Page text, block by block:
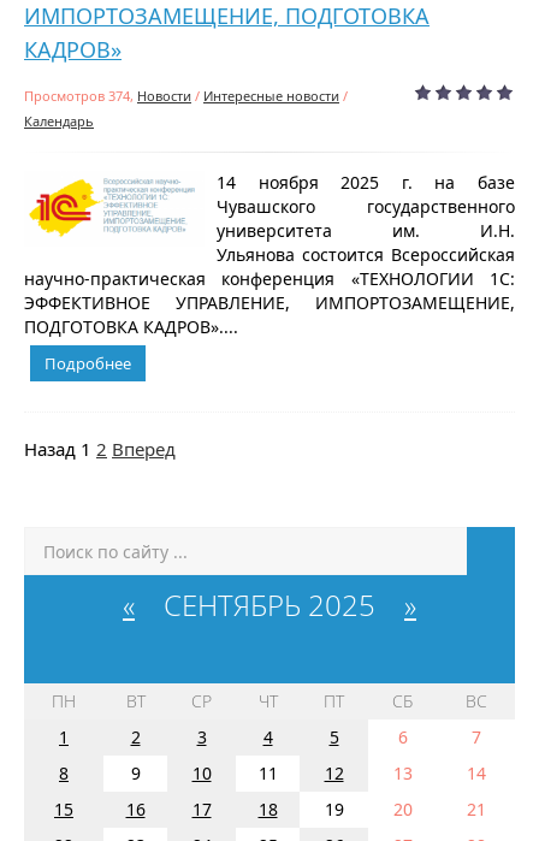
ИМПОРТОЗАМЕЩЕНИЕ, ПОДГОТОВКА
КАДРОВ»
Просмотров 374, Новости / Интересные новости /
Календарь
14 ноября 2025 г. на базе
Чувашского государственного
университета им. И.Н.
Ульянова состоится Всероссийская
научно-практическая конференция «ТЕХНОЛОГИИ 1С:
ЭФФЕКТИВНОЕ УПРАВЛЕНИЕ, ИМПОРТОЗАМЕЩЕНИЕ,
ПОДГОТОВКА КАДРОВ»....
Подробнее
Назад 1 2 Вперед
« СЕНТЯБРЬ 2025 »
ПН ВТ СР ЧТ ПТ СБ
ВС
1
2 3 4 5 6
7
8
9 10 11 12 13
14
15
16 17 18 19 20
21